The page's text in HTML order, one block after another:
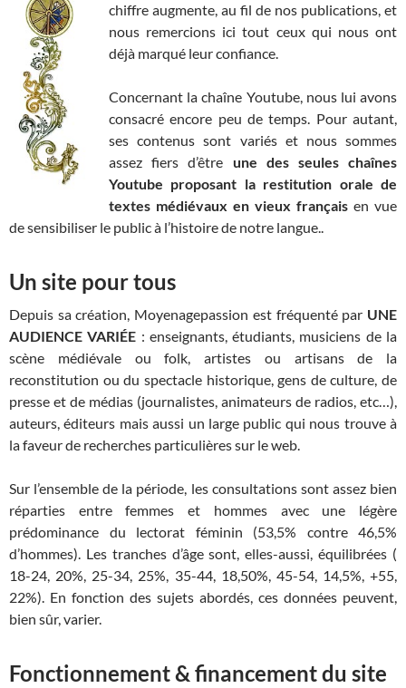
chiffre augmente, au fil de nos publications, et
nous remercions ici tout ceux qui nous ont
déjà marqué leur confiance.
Concernant la chaîne Youtube, nous lui avons
consacré encore peu de temps. Pour autant,
ses contenus sont variés et nous sommes
assez fiers d’être une des seules chaînes
Youtube proposant la restitution orale de
textes médiévaux en vieux français en vue
de sensibiliser le public à l’histoire de notre langue..
Un site pour tous
Depuis sa création, Moyenagepassion est fréquenté par UNE
AUDIENCE VARIÉE : enseignants, étudiants, musiciens de la
scène médiévale ou folk, artistes ou artisans de la
reconstitution ou du spectacle historique, gens de culture, de
presse et de médias (journalistes, animateurs de radios, etc…),
auteurs, éditeurs mais aussi un large public qui nous trouve à
la faveur de recherches particulières sur le web.
Sur l’ensemble de la période, les consultations sont assez bien
réparties entre femmes et hommes avec une légère
prédominance du lectorat féminin (53,5% contre 46,5%
d’hommes). Les tranches d’âge sont, elles-aussi, équilibrées (
18-24, 20%, 25-34, 25%, 35-44, 18,50%, 45-54, 14,5%, +55,
22%). En fonction des sujets abordés, ces données peuvent,
bien sûr, varier.
Fonctionnement & financement du site